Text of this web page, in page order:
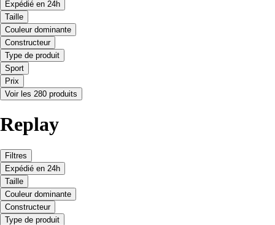
Expédié en 24h
Taille
Couleur dominante
Constructeur
Type de produit
Sport
Prix
Voir les 280 produits
Replay
Filtres
Expédié en 24h
Taille
Couleur dominante
Constructeur
Type de produit